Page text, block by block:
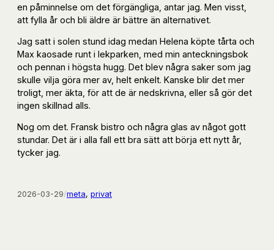
en påminnelse om det förgängliga, antar jag. Men visst,
att fylla år och bli äldre är bättre än alternativet.
Jag satt i solen stund idag medan Helena köpte tårta och
Max kaosade runt i lekparken, med min anteckningsbok
och pennan i högsta hugg. Det blev några saker som jag
skulle vilja göra mer av, helt enkelt. Kanske blir det mer
troligt, mer äkta, för att de är nedskrivna, eller så gör det
ingen skillnad alls.
Nog om det. Fransk bistro och några glas av något gott
stundar. Det är i alla fall ett bra sätt att börja ett nytt år,
tycker jag.
2026-03-29/meta, privat